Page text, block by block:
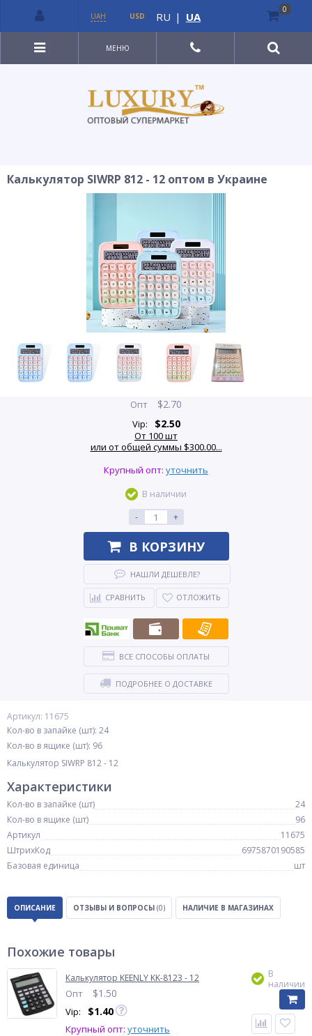
МЕНЮ
Калькулятор SIWRP 812 - 12 оптом в Украине
Артикул: 11675
Кол-во в запайке (шт): 24
Кол-во в ящике (шт): 96
Калькулятор SIWRP 812 - 12
Опт $2.70
Vip: $2.50
От 100 шт
или от общей суммы $300.00...
Крупный опт: уточнить
В наличии
-
+
В КОРЗИНУ
НАШЛИ ДЕШЕВЛЕ?
СРАВНИТЬ ОТЛОЖИТЬ
ВСЕ СПОСОБЫ ОПЛАТЫ
ПОДРОБНЕЕ О ДОСТАВКЕ
Характеристики
Кол-во в запайке (шт)
24
Кол-во в ящике (шт)
96
Артикул
11675
ШтрихКод
6975870190585
Базовая единица
шт
ОПИСАНИЕ ОТЗЫВЫ И ВОПРОСЫ (0) НАЛИЧИЕ В МАГАЗИНАХ
Похожие товары
Калькулятор KEENLY KK-8123 - 12
Опт $1.50
Vip: $1.40
Крупный опт: уточнить
В
наличии
UAH USD RU | UA
0